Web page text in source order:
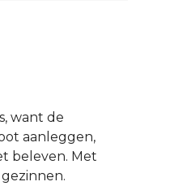
want de
aanleggen,
beleven. Met